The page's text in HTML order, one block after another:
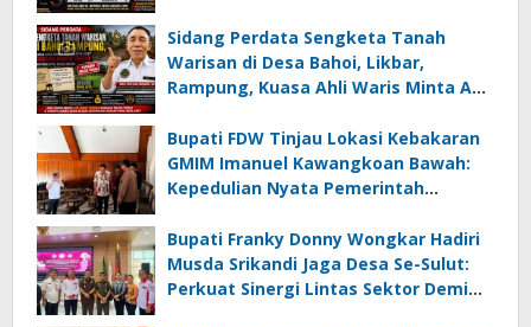
05 MC JOE Sapu Bersih Tiga Gelar
Juara Umum
Sidang Perdata Sengketa Tanah
Warisan di Desa Bahoi, Likbar,
Rampung, Kuasa Ahli Waris Minta APH
Korupsi Dandes
Bupati FDW Tinjau Lokasi Kebakaran
GMIM Imanuel Kawangkoan Bawah:
Kepedulian Nyata Pemerintah
Terdampak
Bupati Franky Donny Wongkar Hadiri
Musda Srikandi Jaga Desa Se-Sulut:
Perkuat Sinergi Lintas Sektor Demi